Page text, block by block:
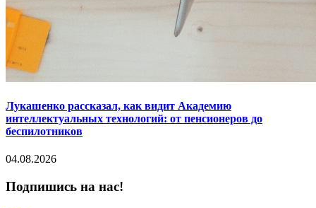
Лукашенко рассказал, как видит Академию
интеллектуальных технологий: от пенсионеров до
беспилотников
04.08.2026
Подпишись на нас!